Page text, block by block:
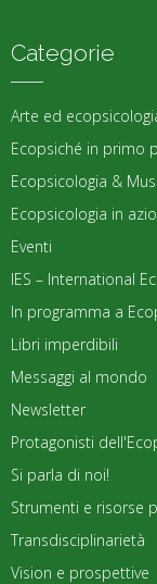
Categorie
Arte ed
Ecopsiché in primo
Ecopsicologia &
Ecopsicologia in
Eventi
IES – International
In programma a
Libri imperdibili
Messaggi al mondo
Newsletter
Protagonisti
Si parla di noi!
Strumenti e risorse
Transdisciplinarietà
Vision e prospettive